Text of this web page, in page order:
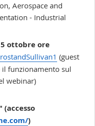
Aerospace and
- Industrial
ottobre ore
(guest
funzionamento sul
webinar)
(accesso
)